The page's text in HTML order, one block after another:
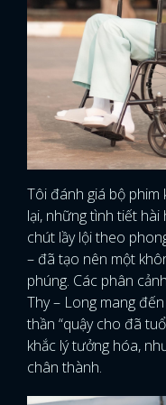
Tôi đánh giá bộ phim
lại, những tình tiết
chút lầy lội theo
– đã tạo nên một
phúng. Các phân
Thy – Long mang
thần “quậy cho đã
khắc lý tưởng hóa,
chân thành.